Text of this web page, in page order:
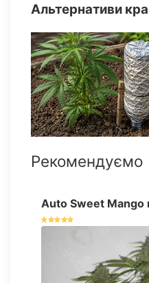
Альтернативи
Рекомендуємо
Auto Sweet Mango